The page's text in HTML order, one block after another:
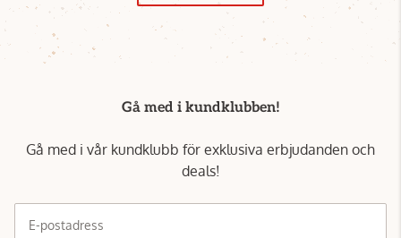
Gå med i kundklubben!
Gå med i vår kundklubb för exklusiva erbjudanden och
deals!
E-postadress